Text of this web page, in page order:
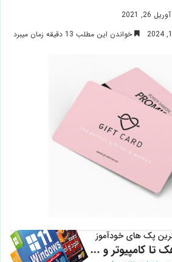
آوریل 26, 2021
خواندن این مطلب 13 دقیقه زمان میبرد